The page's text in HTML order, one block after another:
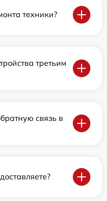
техники?
третьим
связь в